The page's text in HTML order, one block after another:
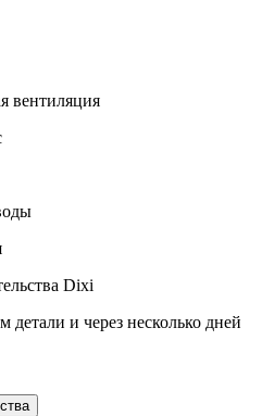
вентиляция
Dixi
и через несколько дней